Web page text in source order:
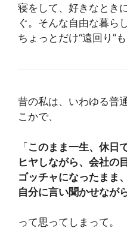
寝をして、好きなとき
ぐ。そんな自由な暮ら
ちょっとだけ“遠回り”
昔の私は、いわゆる普
こかで、
「このまま一生、休日
ヒヤしながら、会社の
ゴッチャになったまま
自分に言い聞かせなが
って思ってしまって。